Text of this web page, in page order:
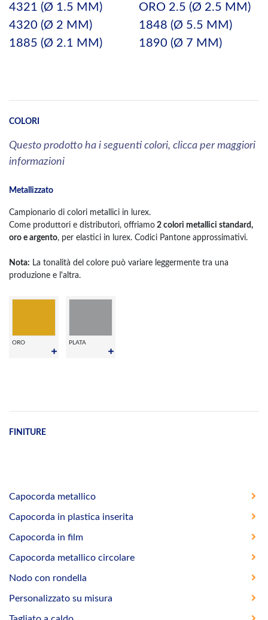
4321 (Ø 1.5 MM)
4320 (Ø 2 MM)
1885 (Ø 2.1 MM)
ORO 2.5 (Ø 2.5 MM)
1848 (Ø 5.5 MM)
1890 (Ø 7 MM)
COLORI
Questo prodotto ha i seguenti colori, clicca per maggiori
informazioni
Metallizzato
Campionario di colori metallici in lurex.
Come produttori e distributori, offriamo 2 colori metallici standard,
oro e argento, per elastici in lurex. Codici Pantone approssimativi.
Nota: La tonalità del colore può variare leggermente tra una
produzione e l'altra.
ORO PLATA
FINITURE
Capocorda metallico
Capocorda in plastica inserita
Capocorda in film
Capocorda metallico circolare
Nodo con rondella
Personalizzato su misura